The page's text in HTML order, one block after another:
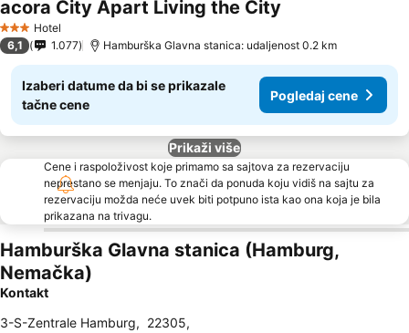
3 Zvezdice
Hotel
acora City Apart Living the City
6,1 1.077 Hamburška Glavna stanica: udaljenost 0.2 km
Izaberi datume da bi se prikazale
tačne cene
Pogledaj cene
Prikaži više
Cene i raspoloživost koje primamo sa sajtova za rezervaciju
neprestano se menjaju. To znači da ponuda koju vidiš na sajtu za
rezervaciju možda neće uvek biti potpuno ista kao ona koja je bila
prikazana na trivagu.
Hamburška Glavna stanica (Hamburg,
Nemačka)
Kontakt
3-S-Zentrale Hamburg, 22305,